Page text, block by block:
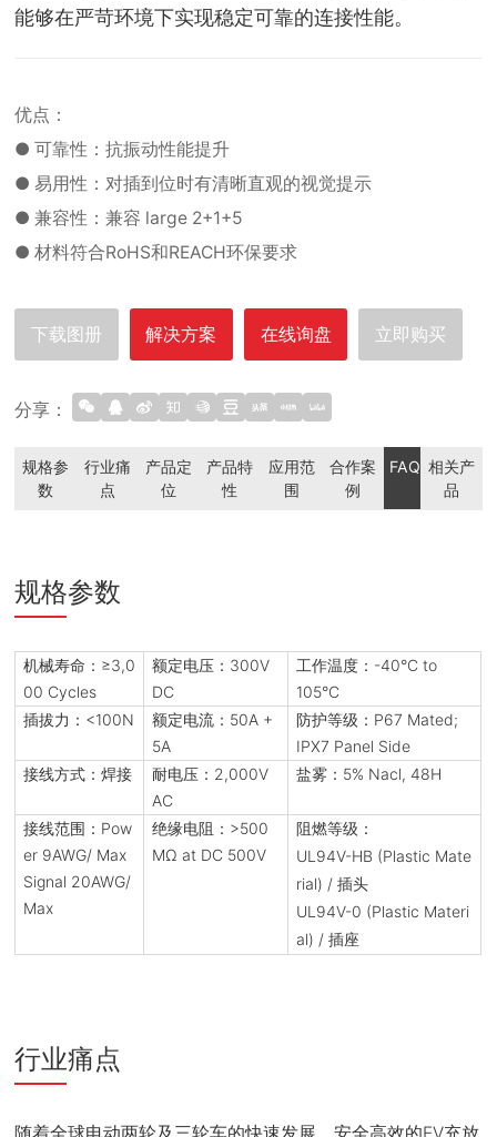
能够在严苛环境下实现稳定可靠的连接性能。
优点：
● 可靠性：抗振动性能提升
● 易用性：对插到位时有清晰直观的视觉提示
● 兼容性：兼容 large 2+1+5
● 材料符合RoHS和REACH环保要求
下载图册 解决方案 在线询盘 立即购买
分享：
规格参
数
行业痛
点
产品定
位
产品特
性
应用范
围
合作案
例
FAQ 相关产
品
规格参数
机械寿命：≥3,0
00 Cycles
额定电压：300V
DC
工作温度：-40°C to
105°C
插拔力：<100N
额定电流：50A +
5A
防护等级：P67 Mated;
IPX7 Panel Side
接线方式：焊接
耐电压：2,000V
AC
盐雾：5% Nacl, 48H
接线范围：Pow
er 9AWG/ Max
Signal 20AWG/
Max
绝缘电阻：>500
MΩ at DC 500V
阻燃等级：
UL94V-HB (Plastic Mate
rial) / 插头
UL94V-0 (Plastic Materi
al) / 插座
行业痛点